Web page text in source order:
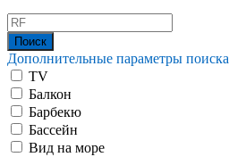
Дополнительные параметры поиска
TV
Балкон
Барбекю
Бассейн
Вид на море